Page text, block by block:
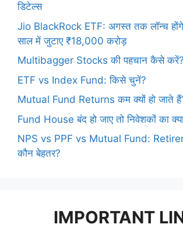
डिटेल्स
Jio BlackRock ETF: अगस्त तक लॉन्च होंगे
साल में जुटाए ₹18,000 करोड़
Multibagger Stocks की पहचान कैसे करें?
ETF vs Index Fund: किसे चुनें?
Mutual Fund Returns कम क्यों हो जाते
Fund House बंद हो जाए तो निवेशकों का क्या
NPS vs PPF vs Mutual Fund:
कौन बेहतर?
IMPORTANT